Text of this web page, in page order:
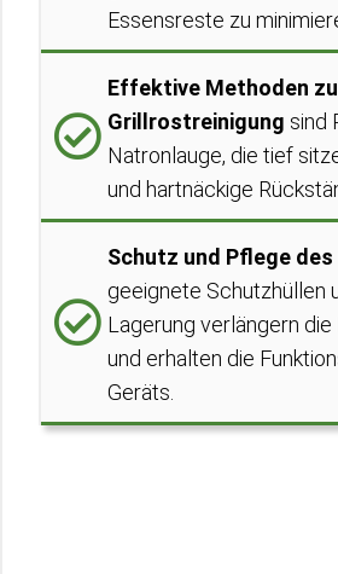
Essensreste zu
Effektive Methoden
Grillrostreinigung sind
Natronlauge, die tief
und hartnäckige
Schutz und Pflege des
geeignete Schutzhüllen
Lagerung verlängern
und erhalten die
Geräts.